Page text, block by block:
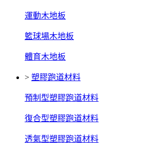
運動木地板
籃球場木地板
體育木地板
> 塑膠跑道材料
預制型塑膠跑道材料
復合型塑膠跑道材料
透氣型塑膠跑道材料